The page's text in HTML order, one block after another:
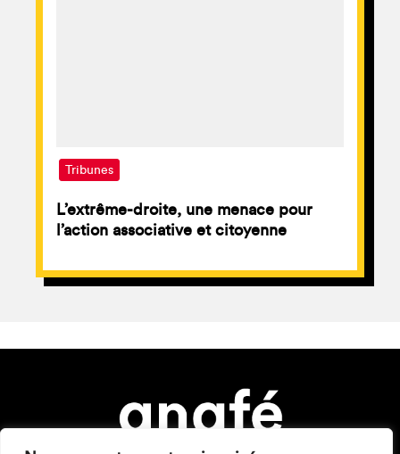
Tribunes
L’extrême-droite, une menace pour
l’action associative et citoyenne